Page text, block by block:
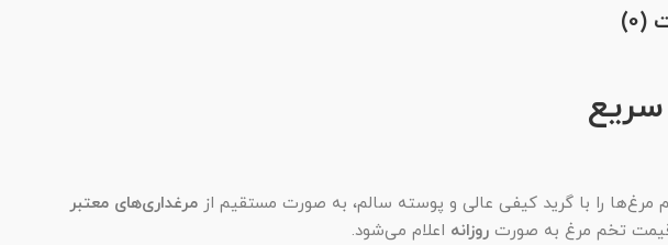
(0)
مرغداری‌های معتبر
قیمت تخم مرغ به صورت روزانه اعلام می‌شود.